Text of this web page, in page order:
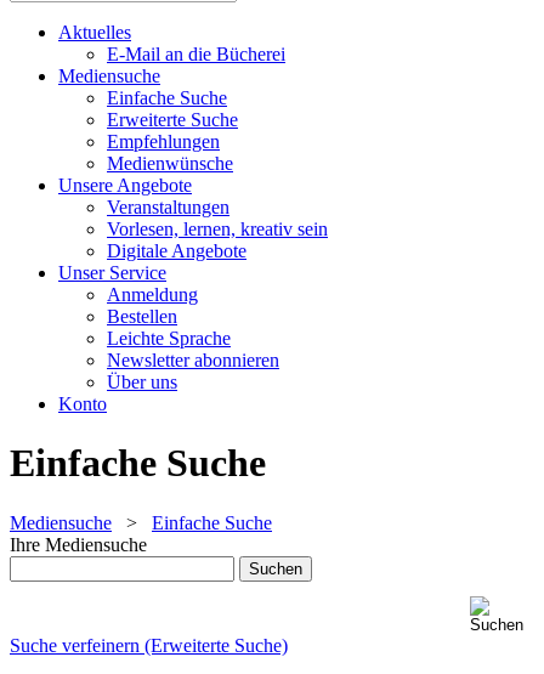
Aktuelles
E-Mail an die Bücherei
Mediensuche
Einfache Suche
Erweiterte Suche
Empfehlungen
Medienwünsche
Unsere Angebote
Veranstaltungen
Vorlesen, lernen, kreativ sein
Digitale Angebote
Unser Service
Anmeldung
Bestellen
Leichte Sprache
Newsletter abonnieren
Über uns
Konto
Einfache Suche
Mediensuche > Einfache Suche
Ihre Mediensuche
Suche verfeinern (Erweiterte Suche)